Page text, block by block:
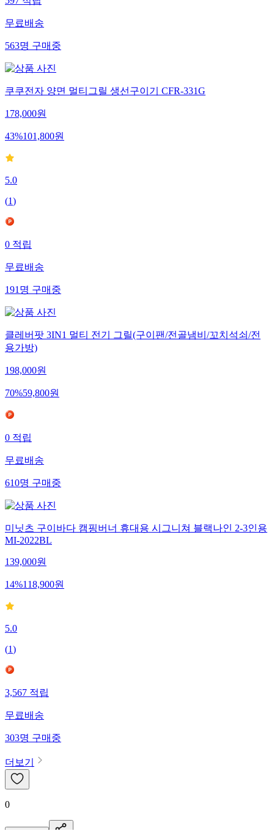
597적립
무료배송
563명구매중
쿠쿠전자 양면 멀티그릴 생선구이기 CFR-331G
178,000원
43%101,800원
5.0
(1)
0적립
무료배송
191명구매중
클레버팟 3IN1 멀티 전기 그릴(구이팬/전골냄비/꼬치석쇠/전
용가방)
198,000원
70%59,800원
0적립
무료배송
610명구매중
미닛츠 구이바다 캠핑버너 휴대용 시그니쳐 블랙나인 2-3인용
MI-2022BL
139,000원
14%118,900원
5.0
(1)
3,567적립
무료배송
303명구매중
더보기
0